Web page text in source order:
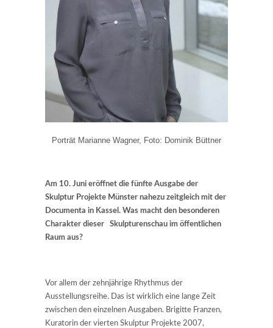
Porträt Marianne Wagner, Foto: Dominik Büttner
Am 10. Juni eröffnet die fünfte Ausgabe der
Skulptur Projekte Münster nahezu zeitgleich mit der
Documenta in Kassel. Was macht den besonderen
Charakter dieser Skulpturenschau im öffentlichen
Raum aus?
Vor allem der zehnjährige Rhythmus der
Ausstellungsreihe. Das ist wirklich eine lange Zeit
zwischen den einzelnen Ausgaben. Brigitte Franzen,
Kuratorin der vierten Skulptur Projekte 2007,